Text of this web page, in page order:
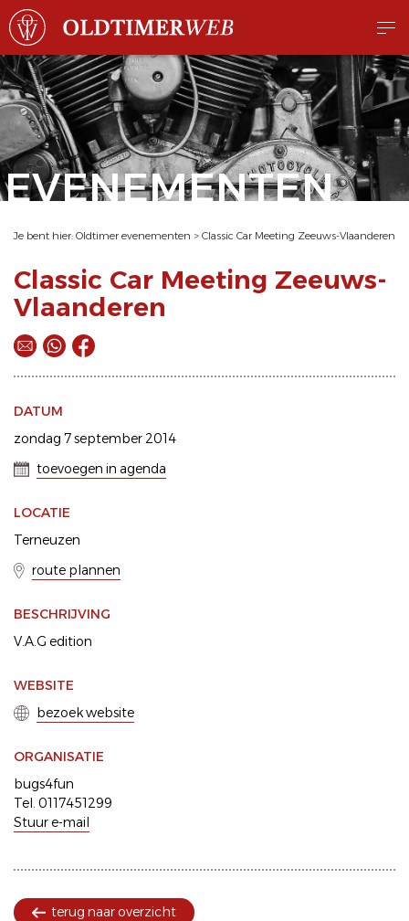
EVENEMENTEN
Je bent hier: Oldtimer evenementen > Classic Car Meeting Zeeuws-Vlaanderen
Classic Car Meeting Zeeuws-
Vlaanderen
DATUM
zondag 7 september 2014
toevoegen in agenda
LOCATIE
Terneuzen
route plannen
BESCHRIJVING
V.A.G edition
WEBSITE
bezoek website
ORGANISATIE
bugs4fun
Tel. 0117451299
Stuur e-mail
terug naar overzicht